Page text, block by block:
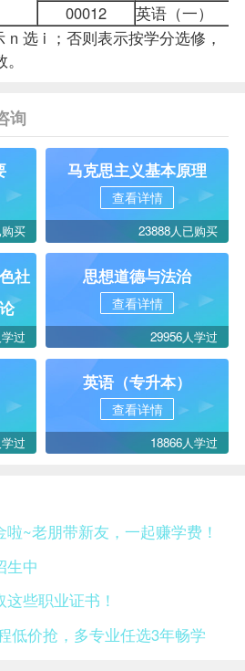
00012
英语（一）
选 i ；否则表示按学分选修，
询
买
马克思主义基本原理
查看详情
23888人已购买
社
过
思想道德与法治
查看详情
29956人学过
过
英语（专升本）
查看详情
18866人学过
~老朋带新友，一起赚学费！
生中
些职业证书！
低价抢，多专业任选3年畅学